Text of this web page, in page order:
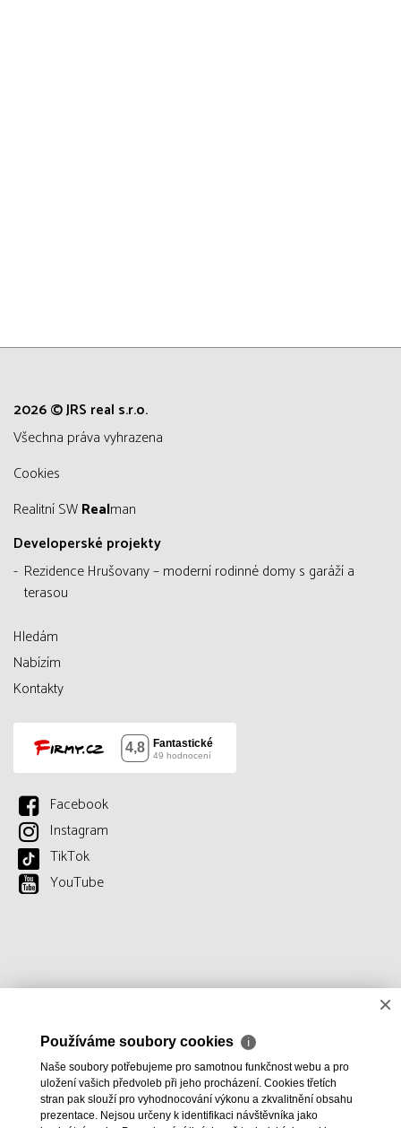
2026 © JRS real s.r.o.
všechna práva vyhrazena
Cookies
Realitní SWRealman
Developerské projekty
Rezidence Hrušovany – moderní rodinné domy s garáží a
terasou
Hledám
Nabízím
Kontakty
Facebook
Instagram
TikTok
YouTube
×
Používáme soubory cookies ℹ
Naše soubory potřebujeme pro samotnou funkčnost webu a pro
uložení vašich předvoleb při jeho procházení. Cookies třetích
stran pak slouží pro vyhodnocování výkonu a zkvalitnění obsahu
prezentace. Nejsou určeny k identifikaci návštěvníka jako